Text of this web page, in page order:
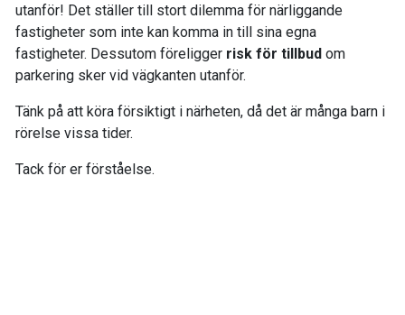
utanför! Det ställer till stort dilemma för närliggande
fastigheter som inte kan komma in till sina egna
fastigheter. Dessutom föreligger risk för tillbud om
parkering sker vid vägkanten utanför.
Tänk på att köra försiktigt i närheten, då det är många barn i
rörelse vissa tider.
Tack för er förståelse.